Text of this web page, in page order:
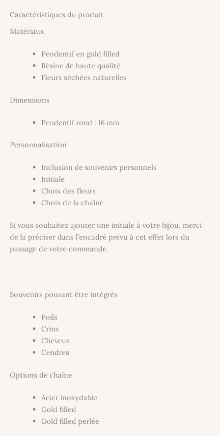
Caractéristiques du produit
Matériaux
Pendentif en gold filled
Résine de haute qualité
Fleurs séchées naturelles
Dimensions
Pendentif rond : 16 mm
Personnalisation
Inclusion de souvenirs personnels
Initiale
Choix des fleurs
Choix de la chaîne
Si vous souhaitez ajouter une initiale à votre bijou, merci
de la préciser dans l’encadré prévu à cet effet lors du
passage de votre commande.
Souvenirs pouvant être intégrés
Poils
Crins
Cheveux
Cendres
Options de chaîne
Acier inoxydable
Gold filled
Gold filled perlée